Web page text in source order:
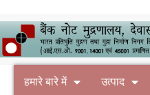
हमारे बारे में उत्पाद